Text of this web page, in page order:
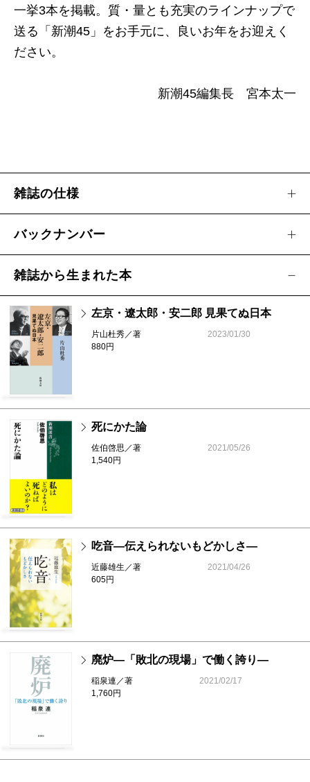
道
■漏洩情報入手！ 秘密文書で読み解く“お笑い自
衛隊”／天野晋
義夫
◆辛酸なめ子inスピリチュアル熊野トリップ
［企画広告］
◇下重暁子の自転車紳士録（33） 山崎美緒
［扉のことば］
◇谷沢永一・選
一挙3本を掲載。質・量とも充実のラインナップで
送る「新潮45」をお手元に、良いお年をお迎えく
ださい。
新潮45編集長 宮本太一
雑誌の仕様
バックナンバー
雑誌から生まれた本
左京・遼太郎・安二郎 見果てぬ日本
片山杜秀／著
880円
2023/01/30
死にかた論
佐伯啓思／著
1,540円
2021/05/26
吃音―伝えられないもどかしさ―
近藤雄生／著
605円
2021/04/26
廃炉―「敗北の現場」で働く誇り―
稲泉連／著
1,760円
2021/02/17